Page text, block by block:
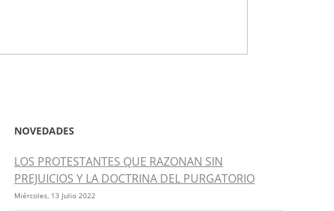
NOVEDADES
LOS PROTESTANTES QUE RAZONAN SIN
PREJUICIOS Y LA DOCTRINA DEL PURGATORIO
Miércoles, 13 Julio 2022